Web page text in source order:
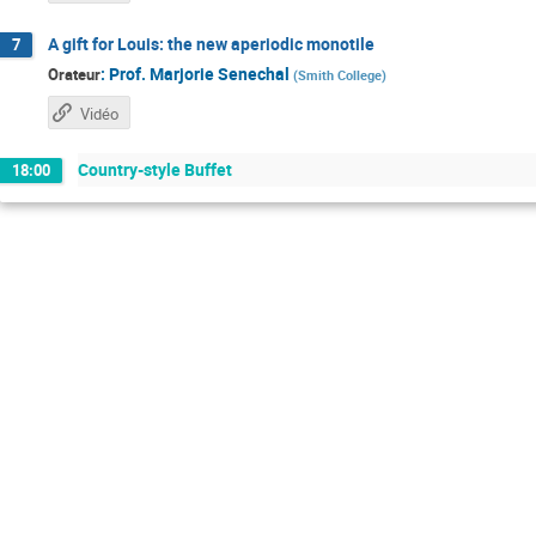
7 A gift for Louis: the new aperiodic monotile
Orateur: Prof. Marjorie Senechal (Smith College)
Vidéo
18:00 Country-style Buffet